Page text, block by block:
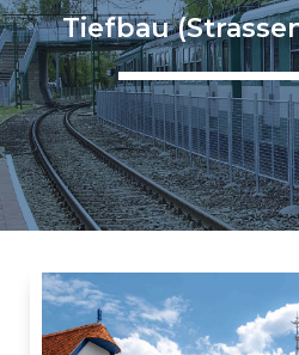
Tiefbau